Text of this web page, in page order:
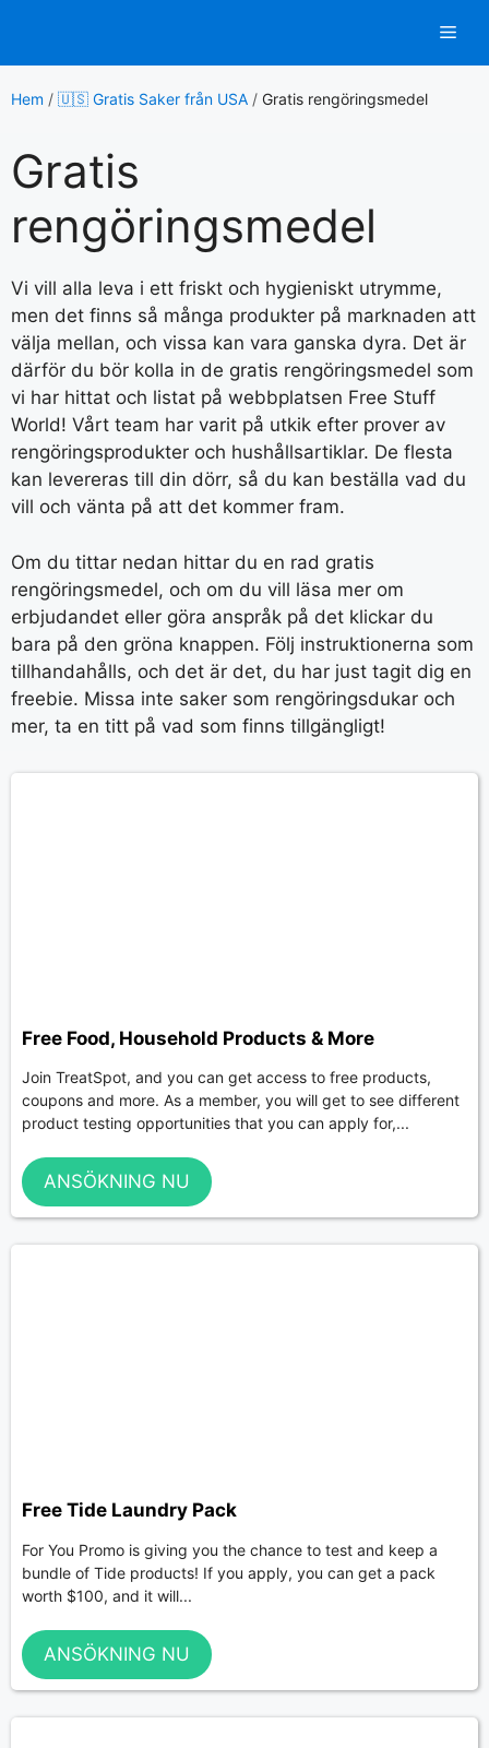
innehåll
Hem / 🇺🇸 Gratis Saker från USA / Gratis rengöringsmedel
Gratis
rengöringsmedel
Vi vill alla leva i ett friskt och hygieniskt utrymme,
men det finns så många produkter på marknaden att
välja mellan, och vissa kan vara ganska dyra. Det är
därför du bör kolla in de gratis rengöringsmedel som
vi har hittat och listat på webbplatsen Free Stuff
World! Vårt team har varit på utkik efter prover av
rengöringsprodukter och hushållsartiklar. De flesta
kan levereras till din dörr, så du kan beställa vad du
vill och vänta på att det kommer fram.
Om du tittar nedan hittar du en rad gratis
rengöringsmedel, och om du vill läsa mer om
erbjudandet eller göra anspråk på det klickar du
bara på den gröna knappen. Följ instruktionerna som
tillhandahålls, och det är det, du har just tagit dig en
freebie. Missa inte saker som rengöringsdukar och
mer, ta en titt på vad som finns tillgängligt!
Free Food, Household Products & More
Join TreatSpot, and you can get access to free products,
coupons and more. As a member, you will get to see different
product testing opportunities that you can apply for,...
ANSÖKNING NU
Free Tide Laundry Pack
For You Promo is giving you the chance to test and keep a
bundle of Tide products! If you apply, you can get a pack
worth $100, and it will...
ANSÖKNING NU